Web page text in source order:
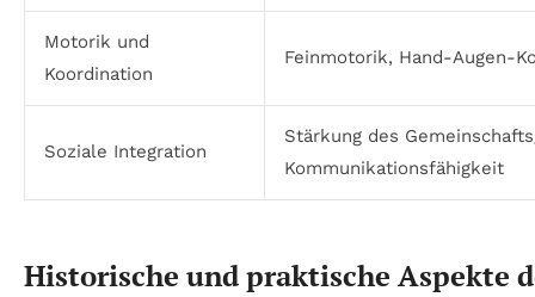
Motorik und
Koordination
Feinmotorik, Hand-Augen-
Soziale Integration
Stärkung des
Kommunikationsfähigkeit
Historische und praktische Aspekte